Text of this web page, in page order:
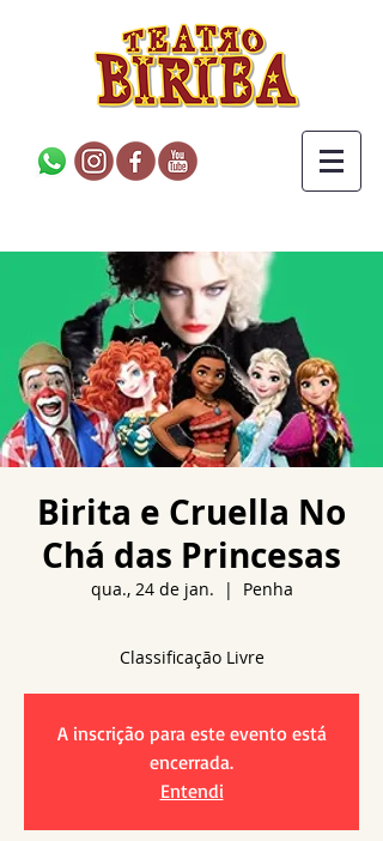
Birita e Cruella No
Chá das Princesas
qua., 24 de jan.
  |
Penha
Classificação Livre
A inscrição para este evento está
encerrada.
Entendi